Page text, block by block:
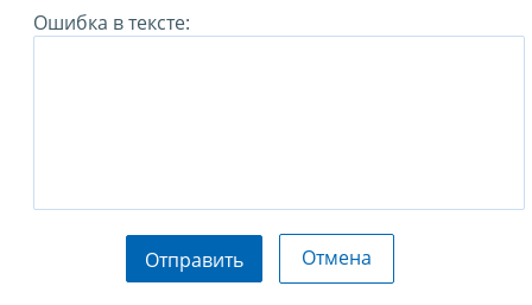
Ошибка в тексте:
Отправить Отмена